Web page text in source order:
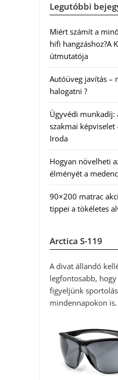
Legutóbbi
Miért számít a
hifi hangzáshoz?A
útmutatója
Autóüveg javítás –
halogatni ?
Ügyvédi munkadíj:
szakmai
Iroda
Hogyan növelheti
élményét a
90×200 matrac
tippei a tökéletes
Arctica S-119
A divat állandó
legfontosabb,
figyeljünk
mindennapokon is.